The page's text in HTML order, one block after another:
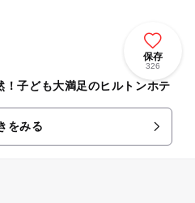
保存
326
子ども大満足のヒルトンホテ
をみる